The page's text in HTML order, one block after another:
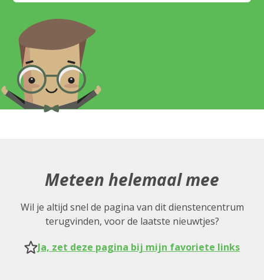
Meteen helemaal mee
Wil je altijd snel de pagina van dit dienstencentrum
terugvinden, voor de laatste nieuwtjes?
Ja, zet deze pagina bij mijn favoriete links